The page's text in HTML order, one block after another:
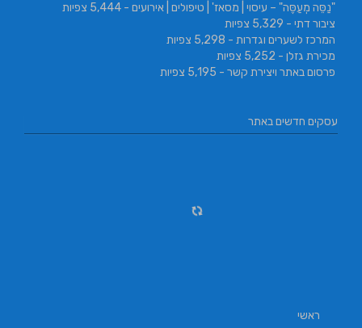
"נַסֵּה מְעַסֶּה" – עיסוי | מסאז' | טיפולים | אירועים - 5,444 צפיות
ציבור דתי - 5,329 צפיות
המרכז לשערים וגדרות - 5,298 צפיות
מכירת גזלן - 5,252 צפיות
פרסום באתר ויצירת קשר - 5,195 צפיות
עסקים חדשים באתר
ראשי